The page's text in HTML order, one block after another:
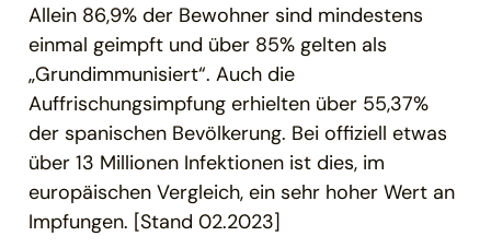
Allein 86,9% der Bewohner sind mindestens
einmal geimpft und über 85% gelten als
„Grundimmunisiert“. Auch die
Auffrischungsimpfung erhielten über 55,37%
der spanischen Bevölkerung. Bei offiziell etwas
über 13 Millionen Infektionen ist dies, im
europäischen Vergleich, ein sehr hoher Wert an
Impfungen. [Stand 02.2023]